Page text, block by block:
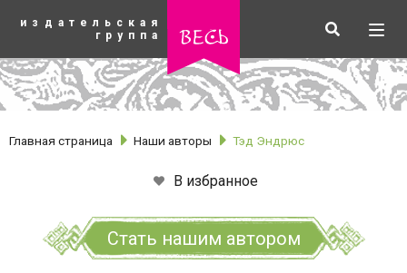
основному
издательская
группа
весь Искать
Главная страница Наши авторы Тэд Эндрюс
В избранное
Стать нашим автором